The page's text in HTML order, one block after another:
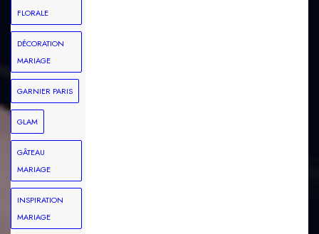
FLORALE
DÉCORATION
MARIAGE
GARNIER PARIS
GLAM
GÂTEAU
MARIAGE
INSPIRATION
MARIAGE